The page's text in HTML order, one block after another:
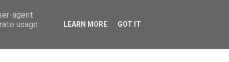
Polisagent
usage
LEARN MORE GOT IT